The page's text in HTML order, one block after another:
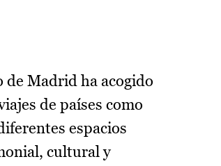
de Madrid ha acogido
de países como
espacios
cultural y